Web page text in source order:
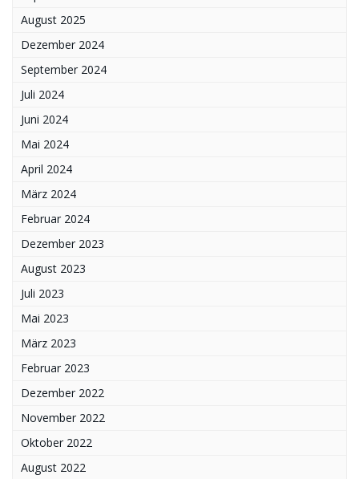
August 2025
Dezember 2024
September 2024
Juli 2024
Juni 2024
Mai 2024
April 2024
März 2024
Februar 2024
Dezember 2023
August 2023
Juli 2023
Mai 2023
März 2023
Februar 2023
Dezember 2022
November 2022
Oktober 2022
August 2022